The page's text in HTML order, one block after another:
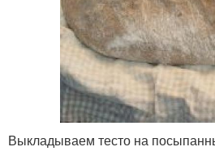
Выкладываем тесто на